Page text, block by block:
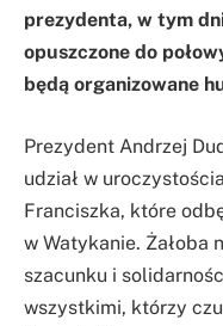
prezydenta, w tym
opuszczone do
będą organizowane
Prezydent Andrzej
udział w
Franciszka, które
w Watykanie. Żałoba
szacunku i
wszystkimi, którzy